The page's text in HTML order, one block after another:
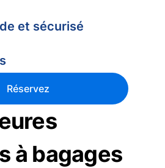
et sécurisé
Réservez
à bagages